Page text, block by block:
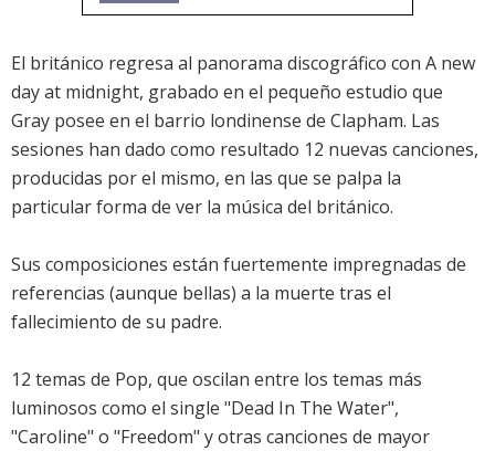
El británico regresa al panorama discográfico con A new
day at midnight, grabado en el pequeño estudio que
Gray posee en el barrio londinense de Clapham. Las
sesiones han dado como resultado 12 nuevas canciones,
producidas por el mismo, en las que se palpa la
particular forma de ver la música del británico.
Sus composiciones están fuertemente impregnadas de
referencias (aunque bellas) a la muerte tras el
fallecimiento de su padre.
12 temas de Pop, que oscilan entre los temas más
luminosos como el single "Dead In The Water",
"Caroline" o "Freedom" y otras canciones de mayor